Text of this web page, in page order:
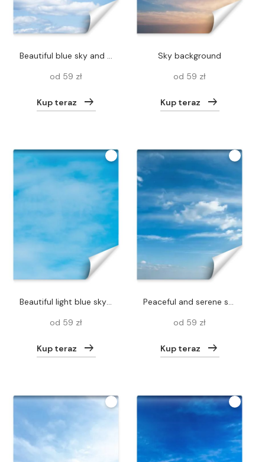
beautiful blue sky and white fluffy clouds
od 59 zł
Kup teraz
Sky background
od 59 zł
Kup teraz
beautiful light blue sky with clouds
od 59 zł
Kup teraz
Peaceful and serene sky with clouds background
od 59 zł
Kup teraz